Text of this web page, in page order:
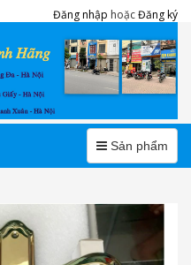
Đăng nhập hoặcĐăng ký
MenuSản phẩm